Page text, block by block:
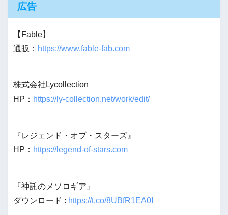
広告
【Fable】
通販： https://www.fable-fab.com
株式会社Lycollection
HP： https://ly-collection.net/work/edit/
『レジェンド・オブ・スターズ』
HP： https://legend-of-stars.com
『神託のメソロギア』
ダウンロード : https://t.co/8UBfR1EA0I